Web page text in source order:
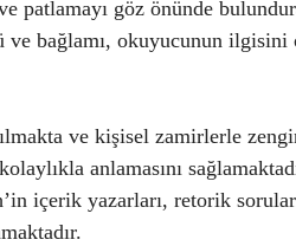
patlamayı göz önünde
bağlamı, okuyucunun ilgisini
ve kişisel zamirlerle
anlamasını
içerik yazarları, retorik